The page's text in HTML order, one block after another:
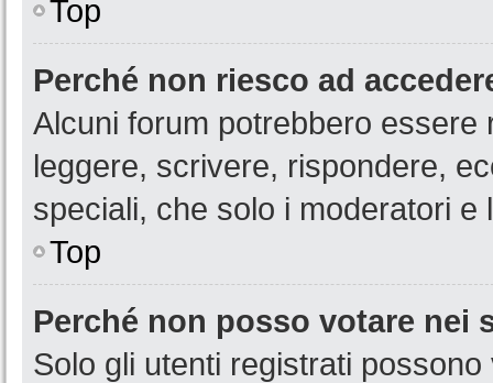
Top
Perché non riesco ad
Alcuni forum potrebbero
leggere, scrivere, rispondere,
speciali, che solo i moderatori e
Top
Perché non posso votare nei
Solo gli utenti registrati